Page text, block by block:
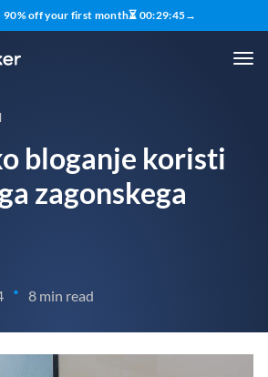
90% off your first month⏳ 00:29:44→
bloganje koristi
zagonskega
• 8 min read